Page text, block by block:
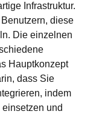
Infrastruktur.
diese
Die einzelnen
Hauptkonzept
dass Sie
indem
und